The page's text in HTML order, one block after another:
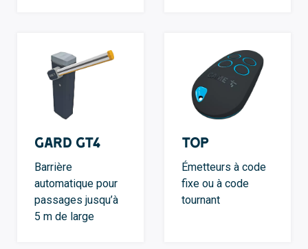
GARD GT4
Barrière
automatique pour
passages jusqu’à
5 m de large
TOP
Émetteurs à code
fixe ou à code
tournant